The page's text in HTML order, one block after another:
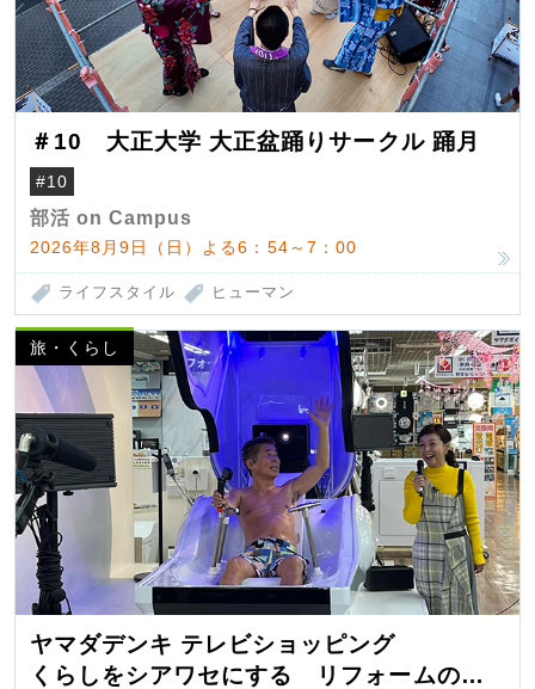
＃10 大正大学 大正盆踊りサークル 踊月
#10
部活 on Campus
2026年8月9日（日）よる6：54～7：00
ライフスタイル ヒューマン
旅・くらし
ヤマダデンキ テレビショッピング
くらしをシアワセにする リフォームの